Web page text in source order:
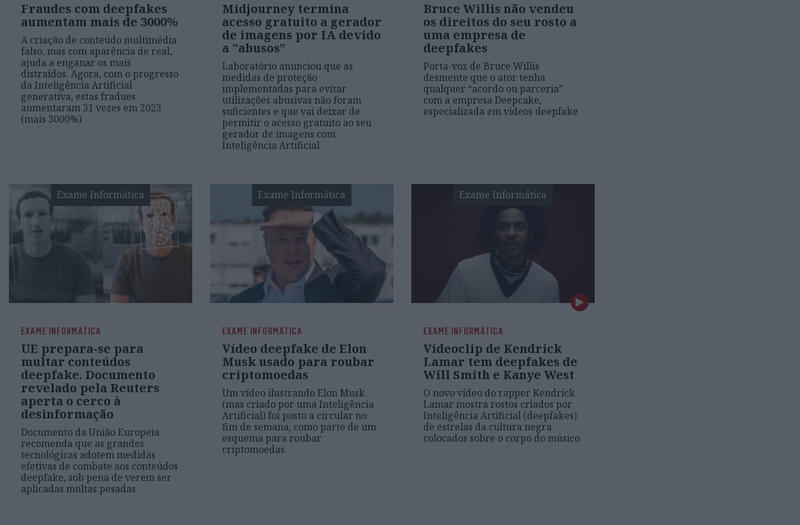
Fraudes com deepfakes
aumentam mais de 3000%
A criação de conteúdo multimédia
falso, mas com aparência de real,
ajuda a enganar os mais
distraídos. Agora, com o progresso
da Inteligência Artificial
generativa, estas fradues
aumentaram 31 vezes em 2023
(mais 3000%)
Midjourney termina
acesso gratuito a gerador
de imagens por IA devido
a "abusos”
Laboratório anunciou que as
medidas de proteção
implementadas para evitar
utilizações abusivas não foram
suficientes e que vai deixar de
permitir o acesso gratuito ao seu
gerador de imagens com
Inteligência Artificial
Bruce Willis não vendeu
os direitos do seu rosto a
uma empresa de
deepfakes
Porta-voz de Bruce Willis
desmente que o ator tenha
qualquer “acordo ou parceria”
com a empresa Deepcake,
especializada em vídeos deepfake
Exame Informática
EXAME INFORMÁTICA
UE prepara-se para
multar conteúdos
deepfake. Documento
revelado pela Reuters
aperta o cerco à
desinformação
Documento da União Europeia
recomenda que as grandes
tecnológicas adotem medidas
efetivas de combate aos conteúdos
deepfake, sob pena de verem ser
aplicadas multas pesadas
Exame Informática
EXAME INFORMÁTICA
Vídeo deepfake de Elon
Musk usado para roubar
criptomoedas
Um vídeo ilustrando Elon Musk
(mas criado por uma Inteligência
Artificial) foi posto a circular no
fim de semana, como parte de um
esquema para roubar
criptomoedas
Exame Informática
EXAME INFORMÁTICA
Videoclip de Kendrick
Lamar tem deepfakes de
Will Smith e Kanye West
O novo vídeo do rapper Kendrick
Lamar mostra rostos criados por
Inteligência Artificial (deepfakes)
de estrelas da cultura negra
colocados sobre o corpo do músico